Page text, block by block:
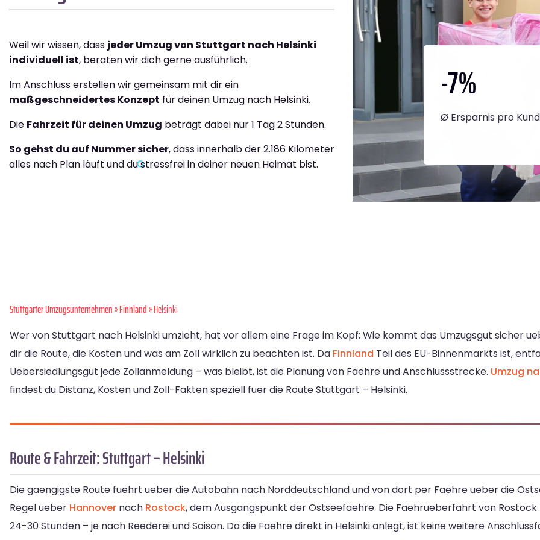
Weil wir wissen, dass jeder Umzug von Stuttgart nach Helsinki
individuell ist, beraten wir dich gerne ausführlich.
Im Anschluss erstellen wir gemeinsam mit dir ein
maßgeschneidertes Konzept für deinen Umzug nach Helsinki.
Die Fahrzeit für deinen Umzug beträgt dabei nur 1 Tag 2 Stunden.
So gehst du auf Nummer sicher, dass innerhalb der 2.186 Kilometer
alles nach Plan läuft und du stressfrei in deiner neuen Heimat bist.
-7%
Ø Ersparnis pro
Stuttgarter Umzugsunternehmen»Finnland» Helsinki
Wer von Stuttgart nach Helsinki umzieht, hat vor allem eine Frage im Kopf: Wie kommt das Umzugsgut sicher
dir die Route, die Kosten und was am Zoll wirklich zu beachten ist. Da Finnland Teil des EU-Binnenmarkts ist,
Uebersiedlungsgut jede Zollanmeldung – was bleibt, ist die Planung von Faehre und Anschlussstrecke. Umzug
findest du Distanz, Kosten und Zoll-Fakten speziell fuer die Route Stuttgart – Helsinki.
Route & Fahrzeit: Stuttgart – Helsinki
Die gaengigste Route fuehrt ueber die Autobahn nach Norddeutschland und von dort per Faehre ueber die
Regel ueber Hannover nach Rostock, dem Ausgangspunkt der Ostseefaehre. Die Faehrueberfahrt von
24-30 Stunden – je nach Reederei und Saison. Da die Faehre direkt in Helsinki anlegt, ist keine weitere